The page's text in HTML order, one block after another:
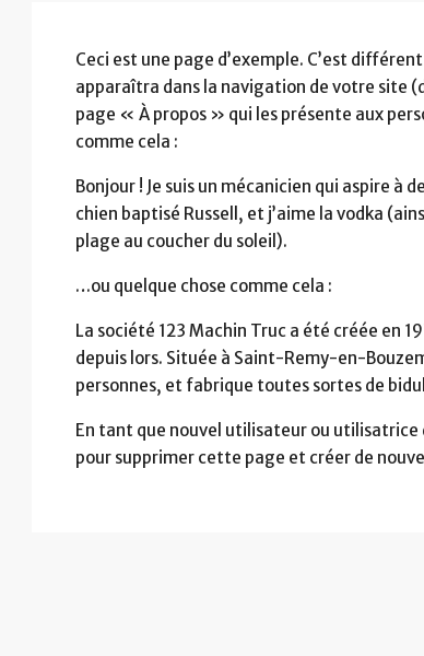
Ceci est une page d’exemple. C’est
apparaîtra dans la navigation de votre site
page « À propos » qui les présente aux
comme cela :
Bonjour ! Je suis un mécanicien qui aspire à
chien baptisé Russell, et j’aime la vodka
plage au coucher du soleil).
…ou quelque chose comme cela :
La société 123 Machin Truc a été créée en
depuis lors. Située à Saint-Remy-en-
personnes, et fabrique toutes sortes de
En tant que nouvel utilisateur ou utilisatrice
pour supprimer cette page et créer de